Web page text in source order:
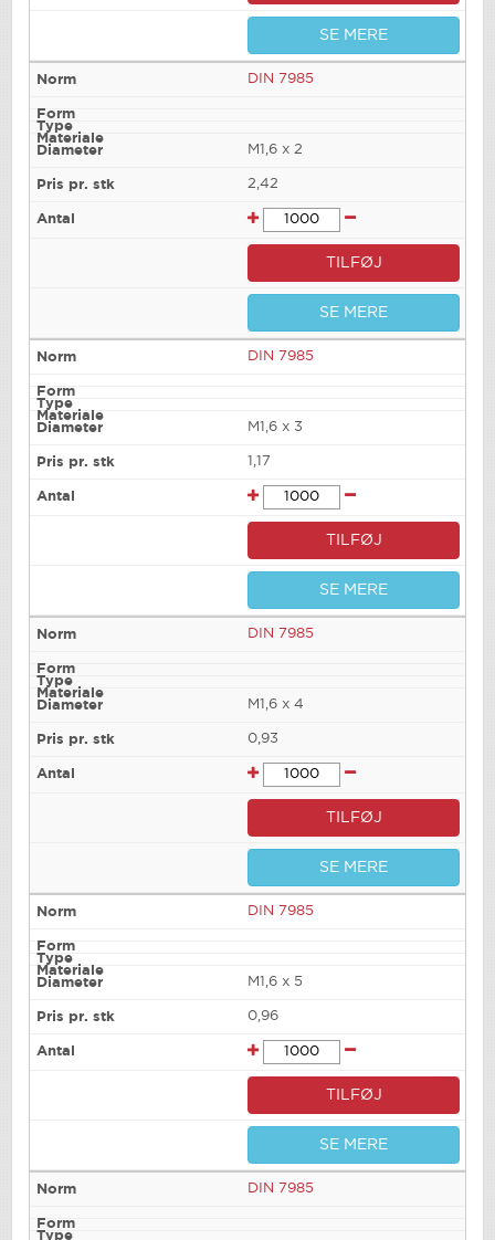
SE MERE
DIN 7985
M1,6 x 2
2,42
TILFØJ
SE MERE
DIN 7985
M1,6 x 3
1,17
TILFØJ
SE MERE
DIN 7985
M1,6 x 4
0,93
TILFØJ
SE MERE
DIN 7985
M1,6 x 5
0,96
TILFØJ
SE MERE
DIN 7985